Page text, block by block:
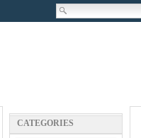
CATEGORIES